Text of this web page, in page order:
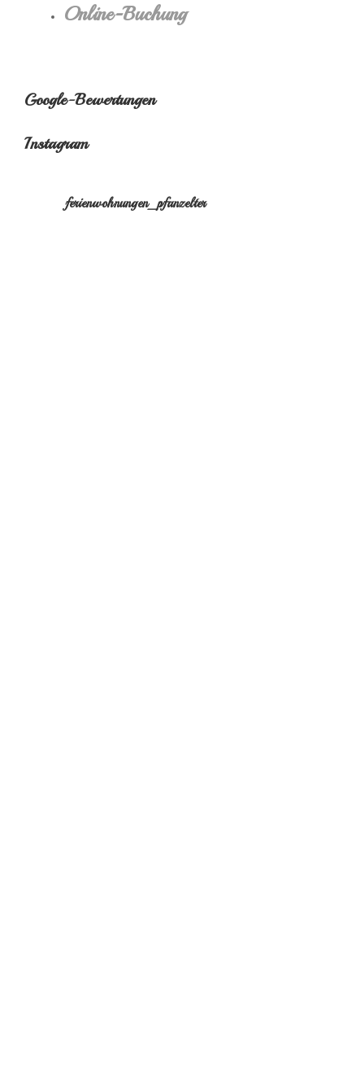
Online-Buchung
Google-Bewertungen
Instagram
ferienwohnungen_pfanzelter